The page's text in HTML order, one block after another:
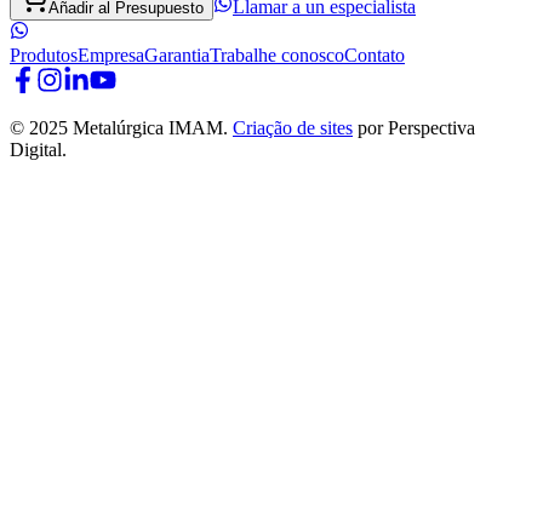
Añadir al Presupuesto Llamar a un especialista
ProdutosEmpresaGarantiaTrabalhe conoscoContato
© 2025 Metalúrgica IMAM. Criação de sites por Perspectiva
Digital.